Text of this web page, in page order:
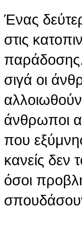
Ένας
στις
σιγά οι
άνθρωποι
που
κανείς δεν
όσοι